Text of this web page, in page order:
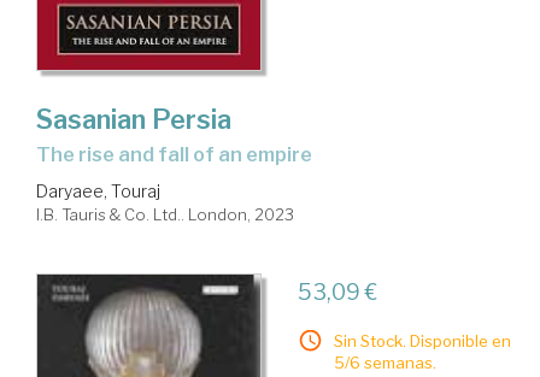
Sasanian Persia
the rise and fall of an empire
Daryaee, Touraj
I.B. Tauris & Co. Ltd.. London, 2023
53,09 €
Sin Stock. Disponible en
5/6 semanas.